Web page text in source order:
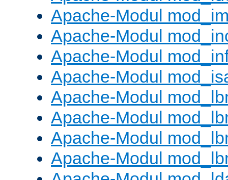
Apache-Modul
Apache-Modul
Apache-Modul
Apache-Modul
Apache-Modul
Apache-Modul
Apache-Modul
Apache-Modul